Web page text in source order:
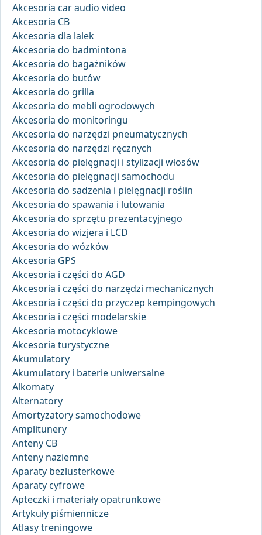
Akcesoria car audio video
Akcesoria CB
Akcesoria dla lalek
Akcesoria do badmintona
Akcesoria do bagażników
Akcesoria do butów
Akcesoria do grilla
Akcesoria do mebli ogrodowych
Akcesoria do monitoringu
Akcesoria do narzędzi pneumatycznych
Akcesoria do narzędzi ręcznych
Akcesoria do pielęgnacji i stylizacji włosów
Akcesoria do pielęgnacji samochodu
Akcesoria do sadzenia i pielęgnacji roślin
Akcesoria do spawania i lutowania
Akcesoria do sprzętu prezentacyjnego
Akcesoria do wizjera i LCD
Akcesoria do wózków
Akcesoria GPS
Akcesoria i części do AGD
Akcesoria i części do narzędzi mechanicznych
Akcesoria i części do przyczep kempingowych
Akcesoria i części modelarskie
Akcesoria motocyklowe
Akcesoria turystyczne
Akumulatory
Akumulatory i baterie uniwersalne
Alkomaty
Alternatory
Amortyzatory samochodowe
Amplitunery
Anteny CB
Anteny naziemne
Aparaty bezlusterkowe
Aparaty cyfrowe
Apteczki i materiały opatrunkowe
Artykuły piśmiennicze
Atlasy treningowe